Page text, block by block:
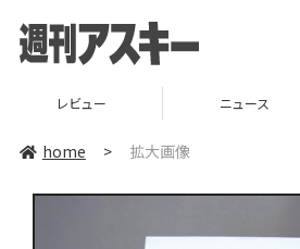
レビュー ニュース
home > 拡大画像